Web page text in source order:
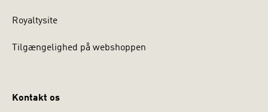
Royaltysite
Tilgængelighed på webshoppen
Kontakt os